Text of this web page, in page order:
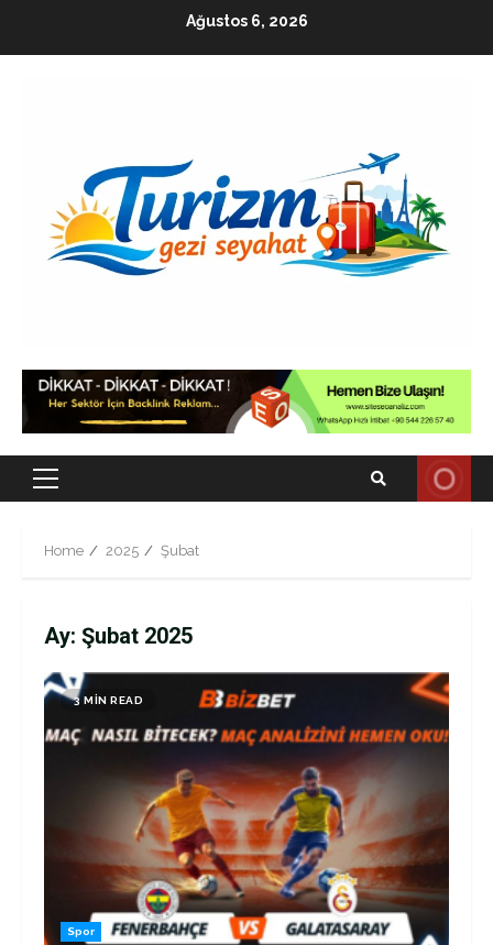
Ağustos 6, 2026
Primary
Home 2025 Şubat
Ay: Şubat 2025
3 MIN READ
Spor